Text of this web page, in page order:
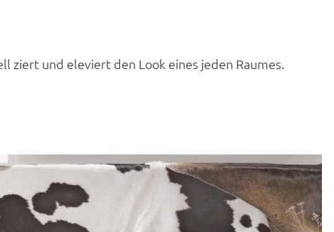
ziert und eleviert den Look eines jeden Raumes.